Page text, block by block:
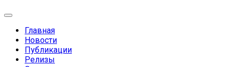
Главная
Новости
Публикации
Релизы